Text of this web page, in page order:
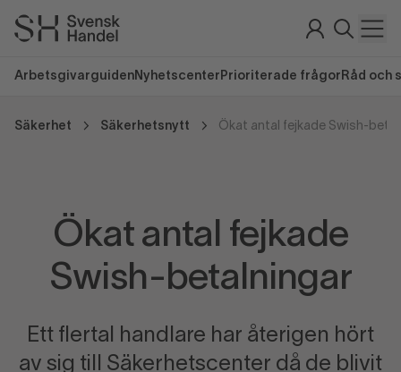
Arbetsgivarguiden Nyhetscenter Prioriterade frågor Råd och
Säkerhet Säkerhetsnytt Ökat antal fejkade Swish-
Ökat antal fejkade
Swish-betalningar
Ett flertal handlare har återigen hört
av sig till Säkerhetscenter då de blivit